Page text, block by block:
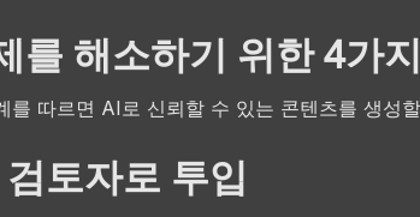
를 해소하기 위한 4가
를 따르면 AI로 신뢰할 수 있는 콘텐츠를 생성
토자로 투입